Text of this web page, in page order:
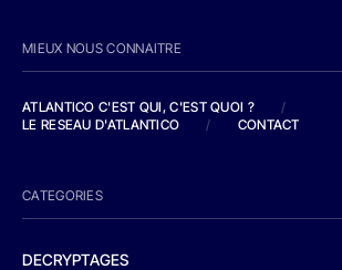
MIEUX NOUS CONNAITRE
ATLANTICO C'EST QUI, C'EST QUOI ?
/
LE RESEAU D'ATLANTICO
/ CONTACT
CATEGORIES
DECRYPTAGES